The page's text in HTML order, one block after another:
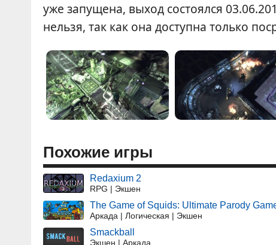
уже запущена, выход состоялся
нельзя, так как она доступна только
Похожие игры
Redaxium 2
RPG | Экшен
The Game of Squids: Ultimate Parody
Аркада | Логическая | Экшен
Smackball
Экшен | Аркада